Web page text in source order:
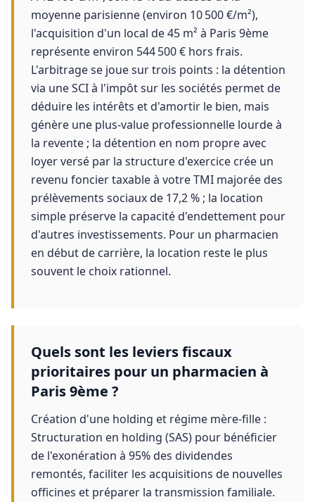
moyenne parisienne (environ 10 500 €/m²),
l'acquisition d'un local de 45 m² à Paris 9ème
représente environ 544 500 € hors frais.
L'arbitrage se joue sur trois points : la détention
via une SCI à l'impôt sur les sociétés permet de
déduire les intérêts et d'amortir le bien, mais
génère une plus-value professionnelle lourde à
la revente ; la détention en nom propre avec
loyer versé par la structure d'exercice crée un
revenu foncier taxable à votre TMI majorée des
prélèvements sociaux de 17,2 % ; la location
simple préserve la capacité d'endettement pour
d'autres investissements. Pour un pharmacien
en début de carrière, la location reste le plus
souvent le choix rationnel.
Quels sont les leviers fiscaux
prioritaires pour un pharmacien à
Paris 9ème ?
Création d'une holding et régime mère-fille :
Structuration en holding (SAS) pour bénéficier
de l'exonération à 95% des dividendes
remontés, faciliter les acquisitions de nouvelles
officines et préparer la transmission familiale.